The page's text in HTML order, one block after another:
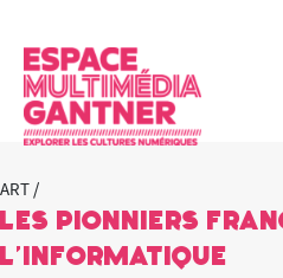
ART /
Les pionniers
l’informatique